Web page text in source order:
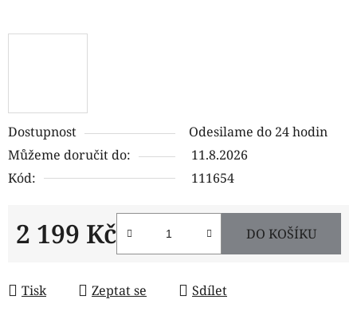
Dostupnost
Odesilame do 24 hodin
Můžeme doručit do:
11.8.2026
Kód:
111654
2 199 Kč DO KOŠÍKU
Tisk Zeptat se Sdílet